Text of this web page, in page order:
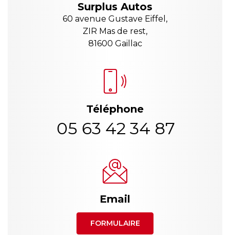
Surplus Autos
60 avenue Gustave Eiffel,
ZIR Mas de rest,
81600 Gaillac
Téléphone
05 63 42 34 87
Email
FORMULAIRE